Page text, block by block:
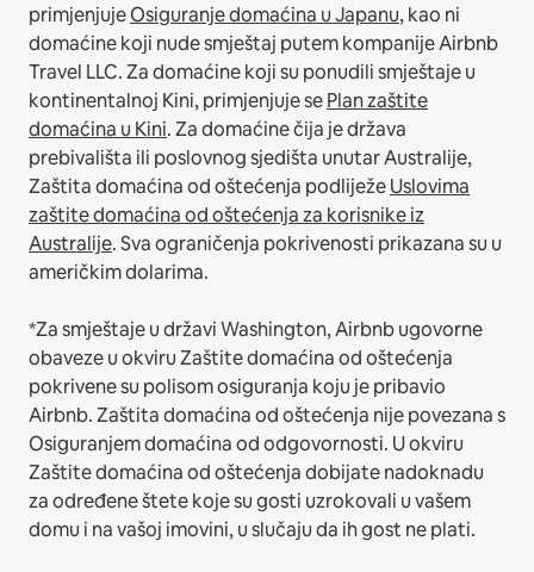
primjenjujeOsiguranje domaćina u Japanu, kao ni
domaćine koji nude smještaj putem kompanije Airbnb
Travel LLC.Za domaćine koji su ponudili smještaje u
kontinentalnoj Kini, primjenjuje sePlan zaštite
domaćina u Kini.Za domaćine čija je država
prebivališta ili poslovnog sjedišta unutar Australije,
Zaštita domaćina od oštećenja podliježeUslovima
zaštite domaćina od oštećenja za korisnike iz
Australije. Sva ograničenja pokrivenosti prikazana su u
američkim dolarima.
*Za smještaje u državi Washington, Airbnb ugovorne
obaveze u okviru Zaštite domaćina od oštećenja
pokrivene su polisom osiguranja koju je pribavio
Airbnb. Zaštita domaćina od oštećenja nije povezana s
Osiguranjem domaćina od odgovornosti. U okviru
Zaštite domaćina od oštećenja dobijate nadoknadu
za određene štete koje su gosti uzrokovali u vašem
domu i na vašoj imovini, u slučaju da ih gost ne plati.